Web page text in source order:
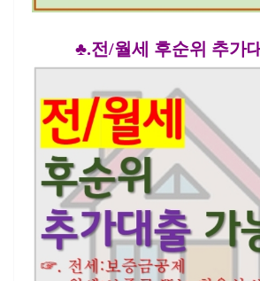
♣.전/월세 후순위 추가